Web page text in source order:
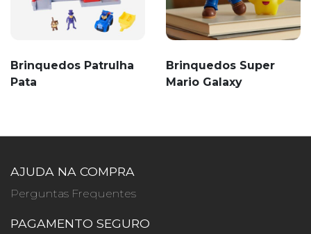
Brinquedos Patrulha
Pata
Brinquedos Super
Mario Galaxy
AJUDA NA COMPRA
Perguntas Frequentes
PAGAMENTO SEGURO